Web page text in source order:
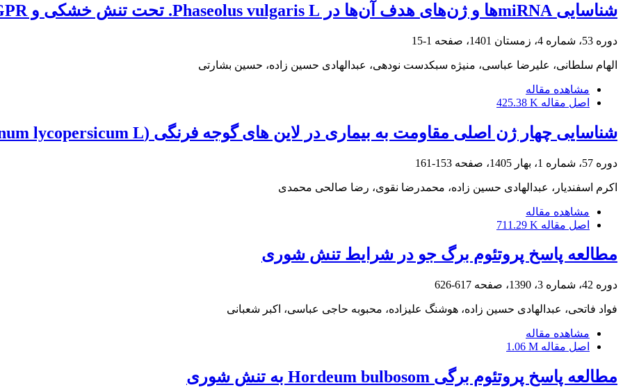
شناسایی miRNA‌ها و ژن‌های هدف آن‌ها در Phaseolus vulgaris L. تحت تنش خشکی و PGPR
دوره 53، شماره 4، زمستان 1401، صفحه 1-15
الهام سلطانی، علیرضا عباسی، منیژه سبکدست نودهی، عبدالهادی حسین زاده، حسین بشارتی
مشاهده مقاله
اصل مقاله 425.38 K
شناسایی چهار ژن اصلی مقاومت به بیماری در لاین های گوجه فرنگی (Solanum lycopersicum L.)
دوره 57، شماره 1، بهار 1405، صفحه 153-161
اکرم اسفندیار، عبدالهادی حسین زاده، محمدرضا نقوی، رضا صالحی محمدی
مشاهده مقاله
اصل مقاله 711.29 K
مطالعه پاسخ پروتئوم برگ جو در شرایط تنش شوری
دوره 42، شماره 3، 1390، صفحه 617-626
فواد فاتحی، عبدالهادی حسین زاده، هوشنگ علیزاده، محبوبه حاجی عباسی، اکبر شعبانی
مشاهده مقاله
اصل مقاله 1.06 M
مطالعه پاسخ پروتئوم برگی Hordeum bulbosom به تنش شوری